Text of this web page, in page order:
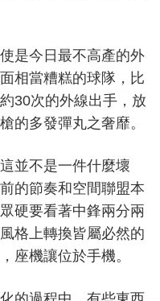
是今日最不高產的外
相當糟糕的球隊，比
30次的外線出手，放
的多發彈丸之奢靡。
並不是一件什麼壞
的節奏和空間聯盟本
硬要看著中鋒兩分兩
格上轉換皆屬必然的
座機讓位於手機。